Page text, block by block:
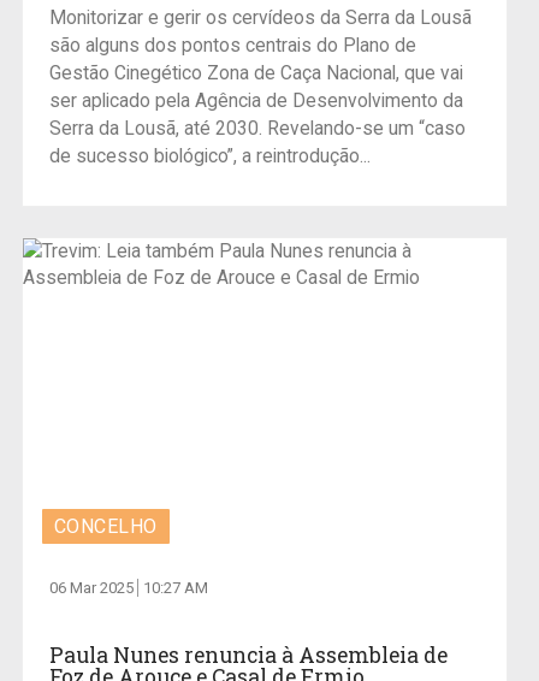
Monitorizar e gerir os cervídeos da Serra da Lousã
são alguns dos pontos centrais do Plano de
Gestão Cinegético Zona de Caça Nacional, que vai
ser aplicado pela Agência de Desenvolvimento da
Serra da Lousã, até 2030. Revelando-se um “caso
de sucesso biológico”, a reintrodução...
CONCELHO
06 Mar 2025 10:27 AM
Paula Nunes renuncia à Assembleia de